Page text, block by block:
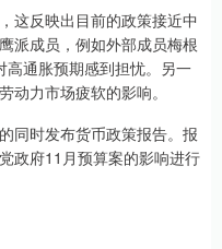
这反映出目前的政策接近中
派成员，例如外部成员梅根
高通胀预期感到担忧。另一
动力市场疲软的影响。
同时发布货币政策报告。报
政府11月预算案的影响进行